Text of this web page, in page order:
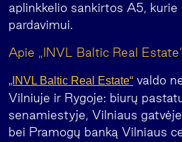
aplinkkelio sankirtos A5,
pardavimui.
Apie „INVL Baltic Real
„INVL Baltic Real Estate“ valdo
Vilniuje ir Rygoje: biurų
senamiestyje, Vilniaus
bei Pramogų banką Vilniaus